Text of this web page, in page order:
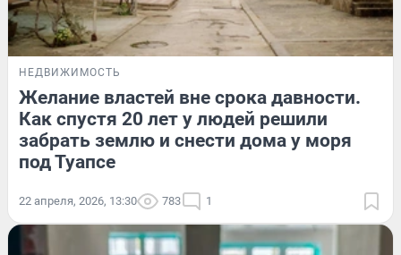
НЕДВИЖИМОСТЬ
Желание властей вне срока давности.
Как спустя 20 лет у людей решили
забрать землю и снести дома у моря
под Туапсе
22 апреля, 2026, 13:30 783 1